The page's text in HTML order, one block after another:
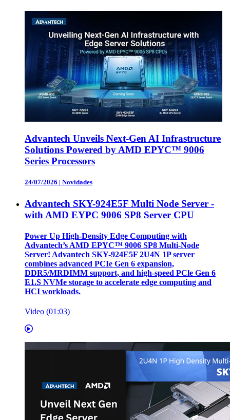
Advantech Unveils Next-Gen AI Infrastructure
Solutions Powered by AMD EPYC™ 9006
Series Processors
24/07/2026 | Novidades
Advantech SKY-924E5F Multi Node Server -
with AMD EYPC 9006 SP8 Server CPU
Power Up High-Density Edge Computing with
Advantech’s AMD EPYC™ 9006 SP8 Multi-Node
Server! Advantech SKY-924E5F 2U4N 1P server
combines advanced PCIe Gen 6 expansion,
DDR5/MRDIMM support, and high-speed PCle Gen 6
E1.S NVMe storage to accelerate edge computing and
HCI workloads.
Video (01:03)